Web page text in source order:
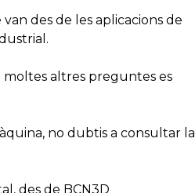
des de les aplicacions de
moltes altres preguntes es
no dubtis a consultar la
des de BCN3D